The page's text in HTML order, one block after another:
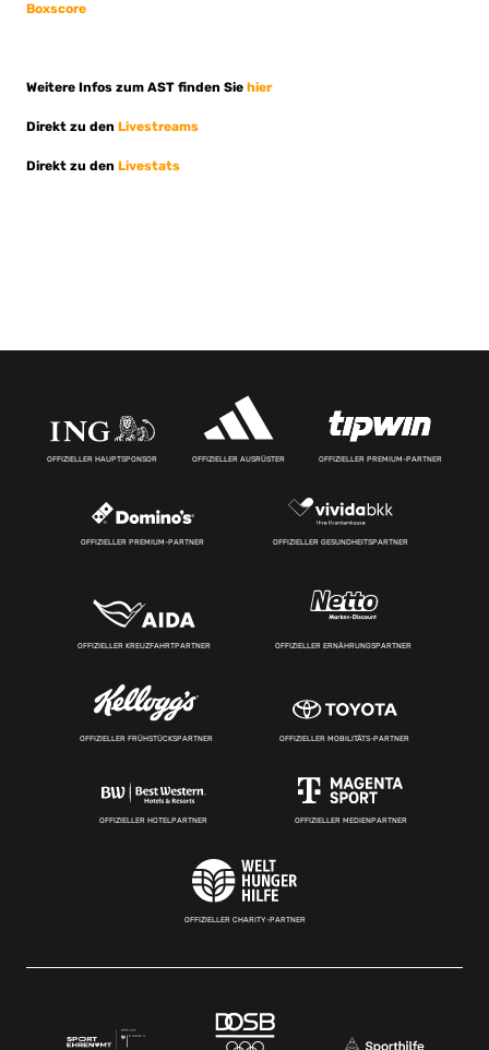
Boxscore
Weitere Infos zum AST finden Sie hier
Direkt zu den Livestreams
Direkt zu den Livestats
OFFIZIELLER HAUPTSPONSOR OFFIZIELLER AUSRÜSTER OFFIZIELLER PREMIUM-PARTNER
OFFIZIELLER PREMIUM-PARTNER OFFIZIELLER GESUNDHEITSPARTNER
OFFIZIELLER KREUZFAHRTPARTNER OFFIZIELLER ERNÄHRUNGSPARTNER
OFFIZIELLER FRÜHSTÜCKSPARTNER OFFIZIELLER MOBILITÄTS-PARTNER
OFFIZIELLER HOTELPARTNER OFFIZIELLER MEDIENPARTNER
OFFIZIELLER CHARITY-PARTNER